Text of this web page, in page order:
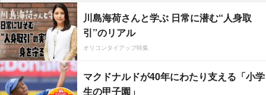
川島海荷さんと学ぶ 日常に潜む“人身取
引”のリアル
オリコンタイアップ特集
マクドナルドが40年にわたり支える「小学
生の甲子園」